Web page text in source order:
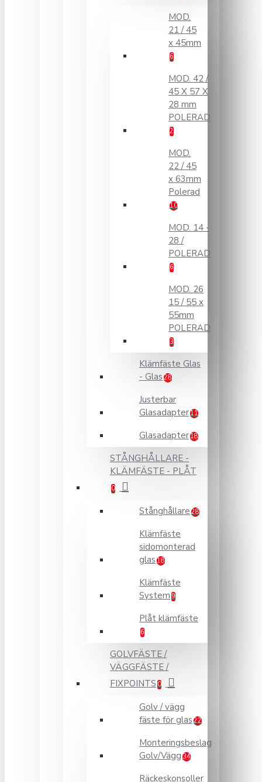
MOD.
21 / 45
x 45mm
6
MOD. 42 /
45 X 57 X
28 mm
POLERAD
2
MOD.
22 / 45
x 63mm
Polerad
10
MOD. 14 -
28 /
POLERAD
6
MOD. 26
15 / 55 x
55mm
POLERAD
3
Klämfäste Glas
- Glas 28
Justerbar
Glasadapter11
Glasadapter18
STÅNGHÅLLARE -
KLÄMFÄSTE - PLÅT
0
Stånghållare 28
Klämfäste
sidomonterad
glas 18
Klämfäste
System 9
Plåt klämfäste
6
GOLVFÄSTE /
VÄGGFÄSTE /
FIXPOINTS 0
Golv / vägg
fäste för glas 22
Monteringsbeslag
Golv/Vägg 34
Räckeskonsoller